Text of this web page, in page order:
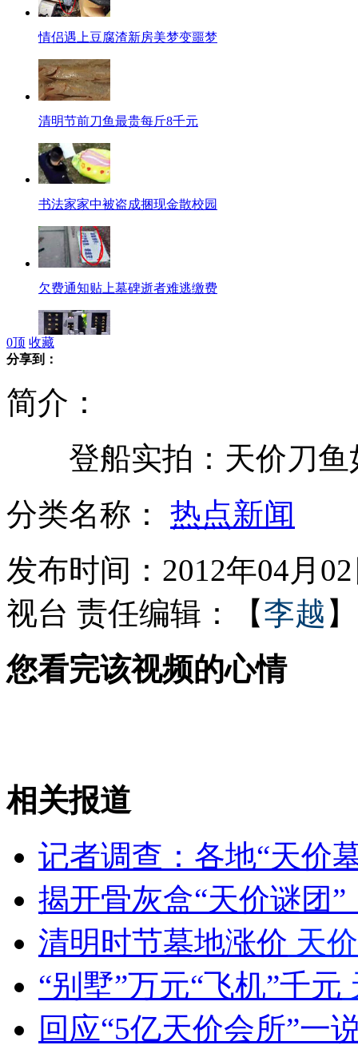
情侣遇上豆腐渣新房美梦变噩梦
清明节前刀鱼最贵每斤8千元
书法家家中被盗成捆现金散校园
欠费通知贴上墓碑逝者难逃缴费
俄一客机坠毁16人遇难17人获救
精品藏獒展上 9岁女孩与狼共舞
专家：刀鱼繁殖期应禁捕
山西运城恶犬咬伤多人 警民合力深夜将其击毙
女孩北京地铁殴打老人 痛下狠手拳打脚踢
无痛分娩是否安全 医生回应
外交部：反对强权政治霸凌主义
0顶 收藏
分享到：
简介：
登船实拍：天价刀鱼
分类名称： 热点新闻
发布时间：2012年04月
视台 责任编辑：【李越 】
您看完该视频的心情
相关报道
记者调查：各地“天价
揭开骨灰盒“天价谜团
清明时节墓地涨价 天价
“别墅”万元“飞机”千元
回应“5亿天价会所”一